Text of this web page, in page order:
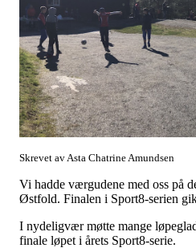
Skrevet av Asta Chatrine Amundsen
Vi hadde værgudene med oss på
Østfold. Finalen i Sport8-serien
I nydeligvær møtte mange
finale løpet i årets Sport8-serie.